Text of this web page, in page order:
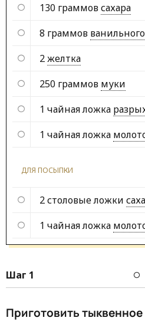
130 граммовсахара
8 граммов
2желтка
250 граммов муки
1 чайная ложка
1 чайная ложка
ДЛЯ ПОСЫПКИ
2 столовые ложки
1 чайная ложка
Шаг 1
Приготовить